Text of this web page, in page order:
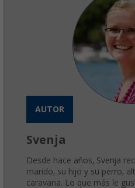
AUTOR
Svenja
Desde hace años, Svenja
marido, su hijo y su perro,
caravana. Lo que más le